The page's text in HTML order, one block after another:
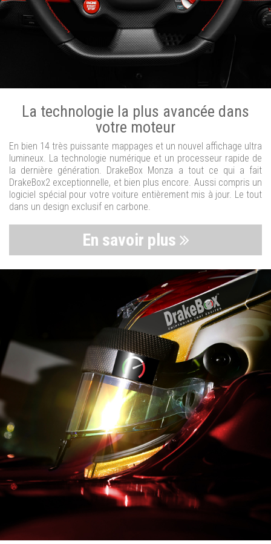
La technologie la plus avancée dans
votre moteur
En bien 14 très puissante mappages et un nouvel affichage ultra
lumineux. La technologie numérique et un processeur rapide de
la dernière génération. DrakeBox Monza a tout ce qui a fait
DrakeBox2 exceptionnelle, et bien plus encore. Aussi compris un
logiciel spécial pour votre voiture entièrement mis à jour. Le tout
dans un design exclusif en carbone.
En savoir plus